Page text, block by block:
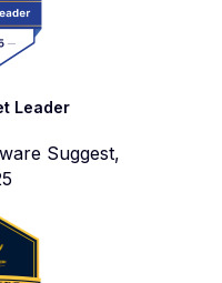
Leader
Suggest,